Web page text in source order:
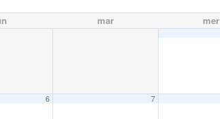
mar mer
6 7